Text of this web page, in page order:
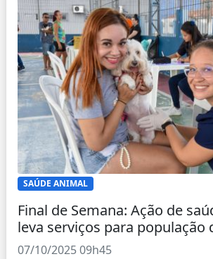
SAÚDE ANIMAL
Final de Semana: Ação de
leva serviços para população
07/10/2025 09h45